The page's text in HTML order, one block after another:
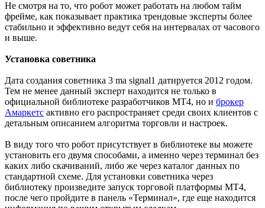
Не смотря на то, что робот может работать на любом тайм
фрейме, как показывает практика трендовые эксперты более
стабильно и эффективно ведут себя на интервалах от часового
и выше.
Установка советника
Дата создания советника 3 ma signal1 датируется 2012 годом.
Тем не менее данный эксперт находится не только в
официальной библиотеке разработчиков МТ4, но и брокер
Амаркетс активно его распространяет среди своих клиентов с
детальным описанием алгоритма торговли и настроек.
В виду того что робот присутствует в библиотеке вы можете
установить его двумя способами, а именно через терминал без
каких либо скачиваний, либо же через каталог данных по
стандартной схеме. Для установки советника через
библиотеку произведите запуск торговой платформы МТ4,
после чего пройдите в панель «Терминал», где еще находится